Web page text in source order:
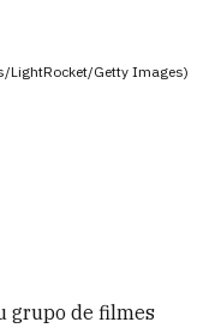
LightRocket/Getty Images)
grupo de filmes